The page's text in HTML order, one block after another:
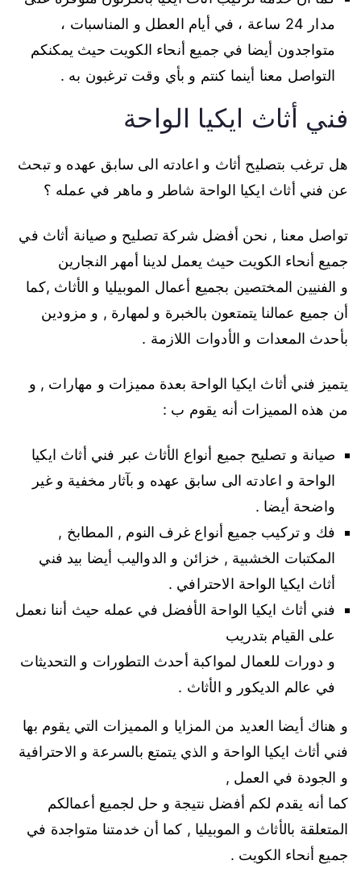
مدار 24 ساعة ، في أيام العطل و المناسبات ،
متواجدون أيضا في جميع أنحاء الكويت حيث يمكنكم
التواصل معنا أينما كنتم و بأي وقت ترغبون به .
فني أثاث ايكيا الواحة
هل ترغب بتصليح أثاث و اعادته الى سابق عهده و تبحث
عن فني أثاث ايكيا الواحة شاطر و ماهر في عمله ؟
تواصل معنا , نحن أفضل شركة تصليح و صيانة أثاث في
جميع أنحاء الكويت حيث يعمل لدينا أمهر النجارين
و الفنيين المختصين بجميع أعمال الموبيليا و الأثاث ,كما
أن جميع عمالنا يتمتعون بالخبرة و لمهارة , و مزودين
بأحدث المعدات و الأدوات اللازمة .
يتميز فني أثاث ايكيا الواحة بعدة مميزات و مهارات , و
من هذه المميزات أنه يقوم ب :
صيانة و تصليح جميع أنواع الأثاث عبر فني أثاث ايكيا
الواحة و اعادته الى سابق عهده و بآثار مخفية و غير
واضحة أيضا .
فك و تركيب جميع أنواع غرف النوم , المطابخ ,
المكتبات الخشبية , خزائن و الدواليب أيضا بيد فني
أثاث ايكيا الواحة الاحترافي .
فني أثاث ايكيا الواحة الأفضل في عمله حيث أننا نعمل
على القيام بتدريب
و دورات للعمال لمواكبة أحدث التطورات و التحديثات
في عالم الديكور و الأثاث .
و هناك أيضا العديد من المزايا و المميزات التي يقوم بها
فني أثاث ايكيا الواحة و الذي يتمتع بالسرعة و الاحترافية
و الجودة في العمل ,
كما أنه يقدم لكم أفضل نتيجة و حل لجميع أعمالكم
المتعلقة بالأثاث و الموبيليا , كما أن خدمتنا متواجدة في
جميع أنحاء الكويت .